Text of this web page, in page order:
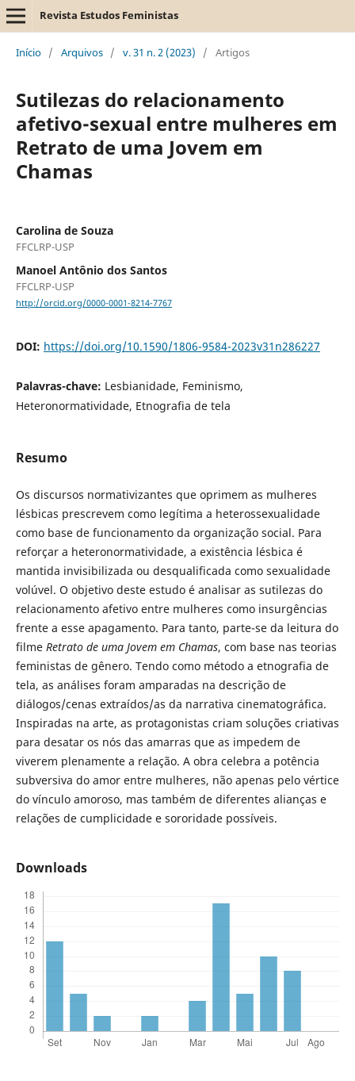
Revista Estudos Feministas
Início / Arquivos / v. 31 n. 2 (2023) / Artigos
Sutilezas do relacionamento
afetivo-sexual entre mulheres em
Retrato de uma Jovem em
Chamas
Carolina de Souza
FFCLRP-USP
Manoel Antônio dos Santos
FFCLRP-USP
http://orcid.org/0000-0001-8214-7767
DOI: https://doi.org/10.1590/1806-9584-2023v31n286227
Palavras-chave: Lesbianidade, Feminismo,
Heteronormatividade, Etnografia de tela
Resumo
Os discursos normativizantes que oprimem as mulheres
lésbicas prescrevem como legítima a heterossexualidade
como base de funcionamento da organização social. Para
reforçar a heteronormatividade, a existência lésbica é
mantida invisibilizada ou desqualificada como sexualidade
volúvel. O objetivo deste estudo é analisar as sutilezas do
relacionamento afetivo entre mulheres como insurgências
frente a esse apagamento. Para tanto, parte-se da leitura do
filme Retrato de uma Jovem em Chamas, com base nas teorias
feministas de gênero. Tendo como método a etnografia de
tela, as análises foram amparadas na descrição de
diálogos/cenas extraídos/as da narrativa cinematográfica.
Inspiradas na arte, as protagonistas criam soluções criativas
para desatar os nós das amarras que as impedem de
viverem plenamente a relação. A obra celebra a potência
subversiva do amor entre mulheres, não apenas pelo vértice
do vínculo amoroso, mas também de diferentes alianças e
relações de cumplicidade e sororidade possíveis.
Downloads